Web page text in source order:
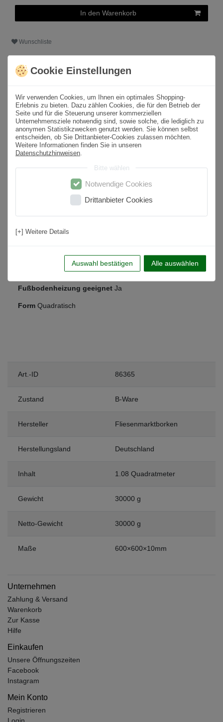
In den Warenkorb
Wunschliste
* inkl. ges. MwSt. zzgl. Versandkosten
Produktbeschreibung
Format 60x60 cm
Paketinhalt 1,08m² /3St.
Oberfläche Matt
Feinsteinzeug
Rutschfestigkeit R10
Schlafzimmer
Boden & Wand
Ja
Fußbodenheizung geeignet Ja
Form Quadratisch
Art.-ID 86365
Zustand B-Ware
Hersteller Fliesenmarktborken
Herstellungsland Deutschland
Inhalt 1.08 Quadratmeter
Gewicht 30000 g
Netto-Gewicht 30000 g
Maße 600×600×10mm
Unternehmen
Zahlung & Versand
Warenkorb
Zur Kasse
Hilfe
Einkaufen
Unsere Öffnungszeiten
Facebook
Instagram
Mein Konto
Registrieren
Login
Cookie Einstellungen
Wir verwenden Cookies, um Ihnen ein optimales Shopping-
Erlebnis zu bieten. Dazu zählen Cookies, die für den Betrieb der
Seite und für die Steuerung unserer kommerziellen
Unternehmensziele notwendig sind, sowie solche, die lediglich zu
anonymen Statistikzwecken genutzt werden. Sie können selbst
entscheiden, ob Sie Drittanbieter-Cookies zulassen möchten.
Weitere Informationen finden Sie in unseren
Datenschutzhinweisen
Bitte wählen
Notwendige Cookies
Drittanbieter Cookies
[+] Weitere Details
Auswahl bestätigen Alle auswählen